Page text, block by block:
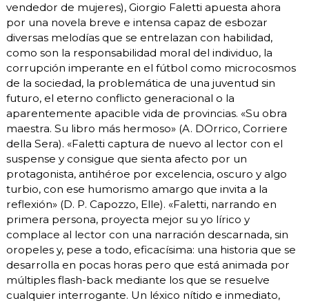
vendedor de mujeres), Giorgio Faletti apuesta ahora
por una novela breve e intensa capaz de esbozar
diversas melodías que se entrelazan con habilidad,
como son la responsabilidad moral del individuo, la
corrupción imperante en el fútbol como microcosmos
de la sociedad, la problemática de una juventud sin
futuro, el eterno conflicto generacional o la
aparentemente apacible vida de provincias. «Su obra
maestra. Su libro más hermoso» (A. DOrrico, Corriere
della Sera). «Faletti captura de nuevo al lector con el
suspense y consigue que sienta afecto por un
protagonista, antihéroe por excelencia, oscuro y algo
turbio, con ese humorismo amargo que invita a la
reflexión» (D. P. Capozzo, Elle). «Faletti, narrando en
primera persona, proyecta mejor su yo lírico y
complace al lector con una narración descarnada, sin
oropeles y, pese a todo, eficacísima: una historia que se
desarrolla en pocas horas pero que está animada por
múltiples flash-back mediante los que se resuelve
cualquier interrogante. Un léxico nítido e inmediato,